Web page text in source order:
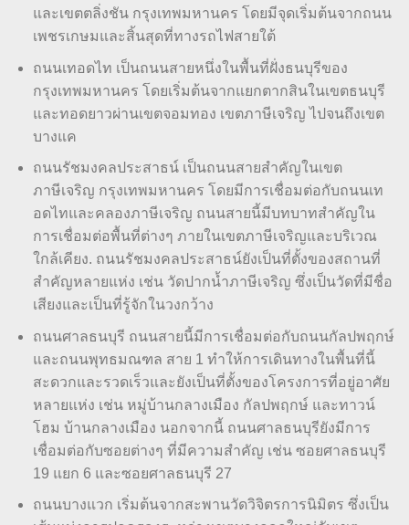
และเขตตลิ่งชัน กรุงเทพมหานคร โดยมีจุดเริ่มต้นจากถนน
เพชรเกษมและสิ้นสุดที่ทางรถไฟสายใต้
ถนนเทอดไท เป็นถนนสายหนึ่งในพื้นที่ฝั่งธนบุรีของ
กรุงเทพมหานคร โดยเริ่มต้นจากแยกตากสินในเขตธนบุรี
และทอดยาวผ่านเขตจอมทอง เขตภาษีเจริญ ไปจนถึงเขต
บางแค
ถนนรัชมงคลประสาธน์ เป็นถนนสายสำคัญในเขต
ภาษีเจริญ กรุงเทพมหานคร โดยมีการเชื่อมต่อกับถนนเท
อดไทและคลองภาษีเจริญ ถนนสายนี้มีบทบาทสำคัญใน
การเชื่อมต่อพื้นที่ต่างๆ ภายในเขตภาษีเจริญและบริเวณ
ใกล้เคียง. ถนนรัชมงคลประสาธน์ยังเป็นที่ตั้งของสถานที่
สำคัญหลายแห่ง เช่น วัดปากน้ำภาษีเจริญ ซึ่งเป็นวัดที่มีชื่อ
เสียงและเป็นที่รู้จักในวงกว้าง
ถนนศาลธนบุรี ถนนสายนี้มีการเชื่อมต่อกับถนนกัลปพฤกษ์
และถนนพุทธมณฑล สาย 1 ทำให้การเดินทางในพื้นที่นี้
สะดวกและรวดเร็วและยังเป็นที่ตั้งของโครงการที่อยู่อาศัย
หลายแห่ง เช่น หมู่บ้านกลางเมือง กัลปพฤกษ์ และทาวน์
โฮม บ้านกลางเมือง นอกจากนี้ ถนนศาลธนบุรียังมีการ
เชื่อมต่อกับซอยต่างๆ ที่มีความสำคัญ เช่น ซอยศาลธนบุรี
19 แยก 6 และซอยศาลธนบุรี 27
ถนนบางแวก เริ่มต้นจากสะพานวัดวิจิตรการนิมิตร ซึ่งเป็น